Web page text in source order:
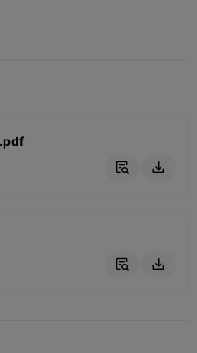
 
 